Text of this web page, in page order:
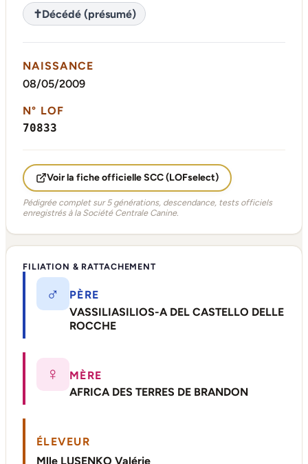
✝Décédé (présumé)
NAISSANCE
08/05/2009
N° LOF
70833
Voir la fiche officielle SCC (LOFselect)
Pédigrée complet sur 5 générations, descendance, tests officiels
enregistrés à la Société Centrale Canine.
FILIATION & RATTACHEMENT
♂
PÈRE
VASSILIASILIOS-A DEL CASTELLO DELLE
ROCCHE
♀
MÈRE
AFRICA DES TERRES DE BRANDON
ÉLEVEUR
Mlle LUSENKO Valérie